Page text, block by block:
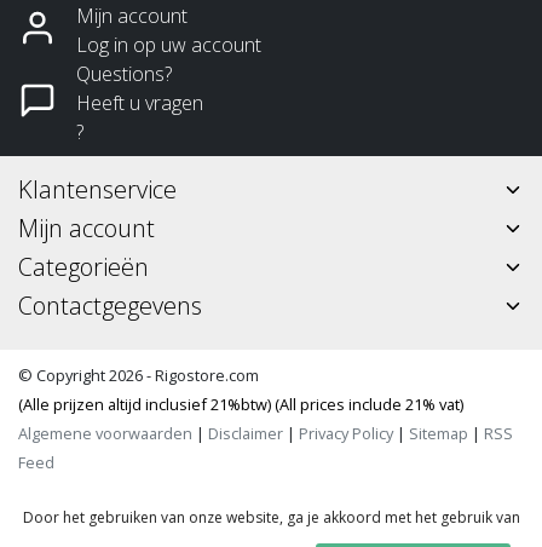
Mijn account
Log in op uw account
Questions?
Heeft u vragen
?
Klantenservice
Mijn account
Categorieën
Contactgegevens
© Copyright 2026 - Rigostore.com
(Alle prijzen altijd inclusief 21%btw) (All prices include 21% vat)
Algemene voorwaarden | Disclaimer | Privacy Policy| Sitemap | RSS
Feed
Door het gebruiken van onze website, ga je akkoord met het gebruik van